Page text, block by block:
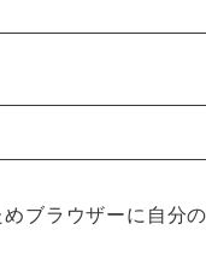
ブラウザーに自分